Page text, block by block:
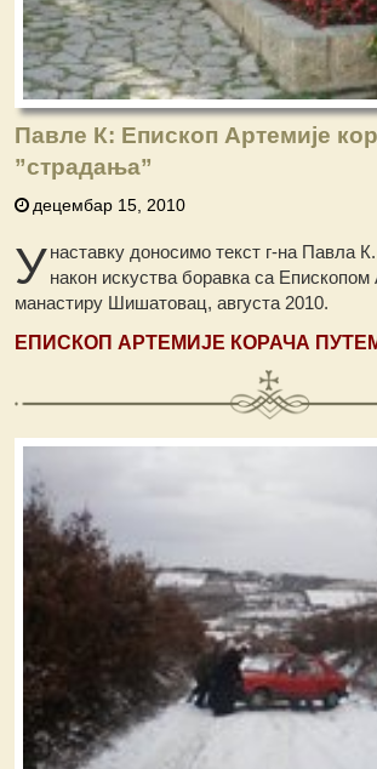
Павле К: Епископ Артемије
”страдања”
децембар 15, 2010
Унаставку доносимо текст г-на Павла
након искуства боравка са Епископом
манастиру Шишатовац, августа 2010.
ЕПИСКОП АРТЕМИЈЕ КОРАЧА